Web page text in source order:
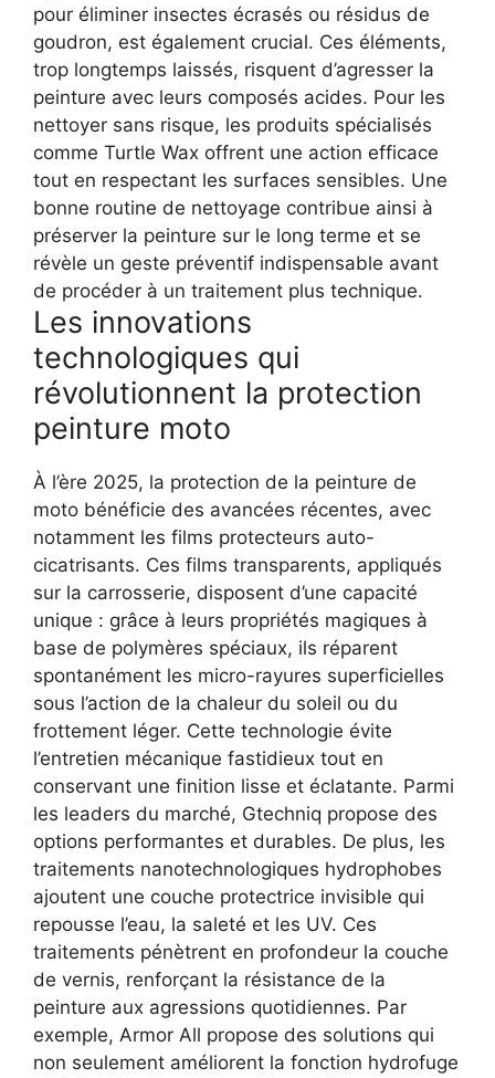
pour éliminer insectes écrasés ou résidus de
goudron, est également crucial. Ces éléments,
trop longtemps laissés, risquent d’agresser la
peinture avec leurs composés acides. Pour les
nettoyer sans risque, les produits spécialisés
comme Turtle Wax offrent une action efficace
tout en respectant les surfaces sensibles. Une
bonne routine de nettoyage contribue ainsi à
préserver la peinture sur le long terme et se
révèle un geste préventif indispensable avant
de procéder à un traitement plus technique.
Les innovations
technologiques qui
révolutionnent la protection
peinture moto
À l’ère 2025, la protection de la peinture de
moto bénéficie des avancées récentes, avec
notamment les films protecteurs auto-
cicatrisants. Ces films transparents, appliqués
sur la carrosserie, disposent d’une capacité
unique : grâce à leurs propriétés magiques à
base de polymères spéciaux, ils réparent
spontanément les micro-rayures superficielles
sous l’action de la chaleur du soleil ou du
frottement léger. Cette technologie évite
l’entretien mécanique fastidieux tout en
conservant une finition lisse et éclatante. Parmi
les leaders du marché, Gtechniq propose des
options performantes et durables. De plus, les
traitements nanotechnologiques hydrophobes
ajoutent une couche protectrice invisible qui
repousse l’eau, la saleté et les UV. Ces
traitements pénètrent en profondeur la couche
de vernis, renforçant la résistance de la
peinture aux agressions quotidiennes. Par
exemple, Armor All propose des solutions qui
non seulement améliorent la fonction hydrofuge